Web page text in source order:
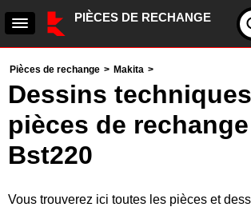
PIÈCES DE RECHANGE
Pièces de rechange > Makita >
Dessins
pièces de
Bst220
Vous trouverez ici toutes les pièces et